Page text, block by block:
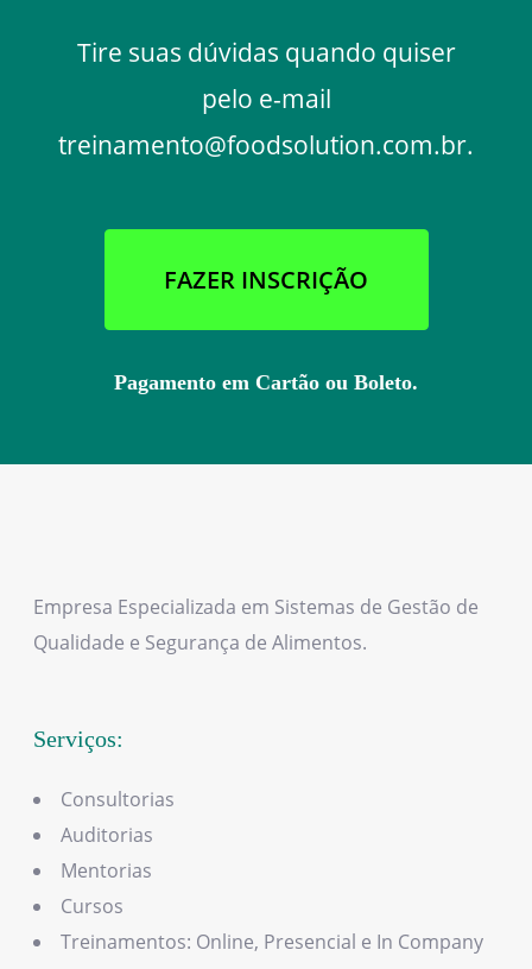
Tire suas dúvidas quando quiser
pelo e-mail
treinamento@foodsolution.com.br.
FAZER INSCRIÇÃO
Pagamento em Cartão ou Boleto.
Empresa Especializada em Sistemas de Gestão de
Qualidade e Segurança de Alimentos.
Serviços:
Consultorias
Auditorias
Mentorias
Cursos
Treinamentos: Online, Presencial e In Company